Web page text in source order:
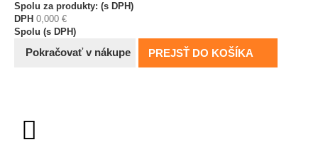
Spolu za produkty: (s DPH)
DPH 0,000 €
Spolu (s DPH)
Pokračovať v nákupe PREJSŤ DO KOŠÍKA